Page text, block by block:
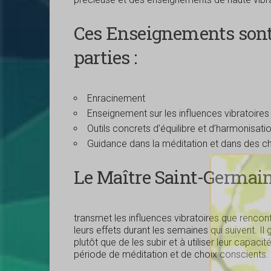
Ces Enseignements
parties :
Enracinement
Enseignement sur les influences
Outils concrets d’équilibre et
Guidance dans la méditation et dans des
Le Maître Saint-
transmet les influences vibratoires que
leurs effets durant les semaines qui suivent.
plutôt que de les subir et à utiliser leur
période de méditation et de choix conscients.